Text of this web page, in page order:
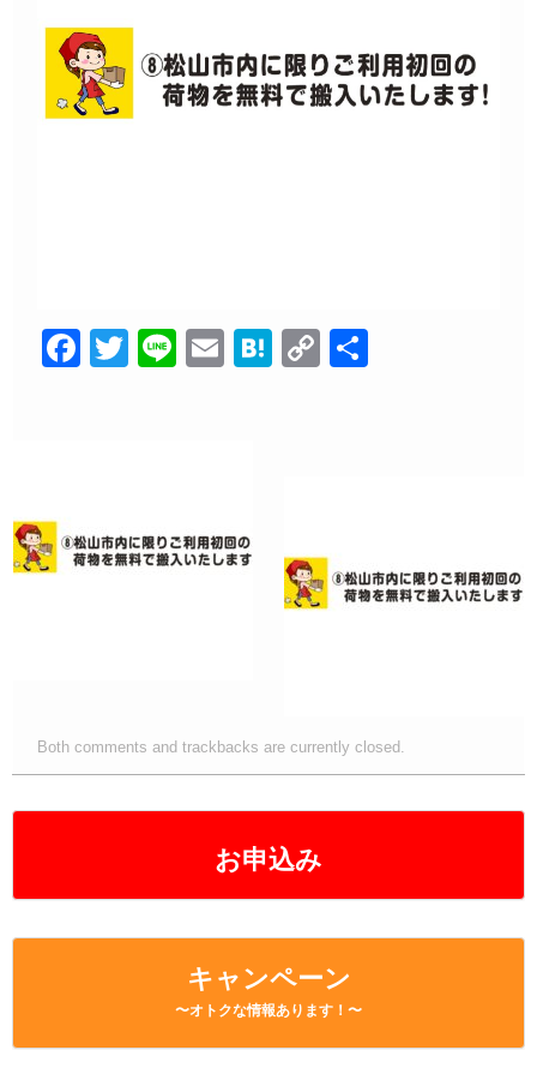
お申込み
キャンペーン
〜オトクな情報あります！〜
F
o
o
T
Li
E
H
C
k
Both comments and trackbacks are currently closed.